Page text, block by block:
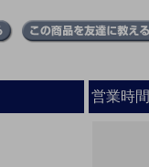
営業時間